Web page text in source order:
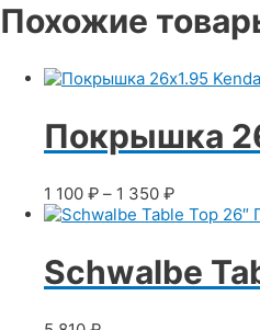
Похожие
Покрышка
1 100 ₽ – 1 350 ₽
Schwalbe